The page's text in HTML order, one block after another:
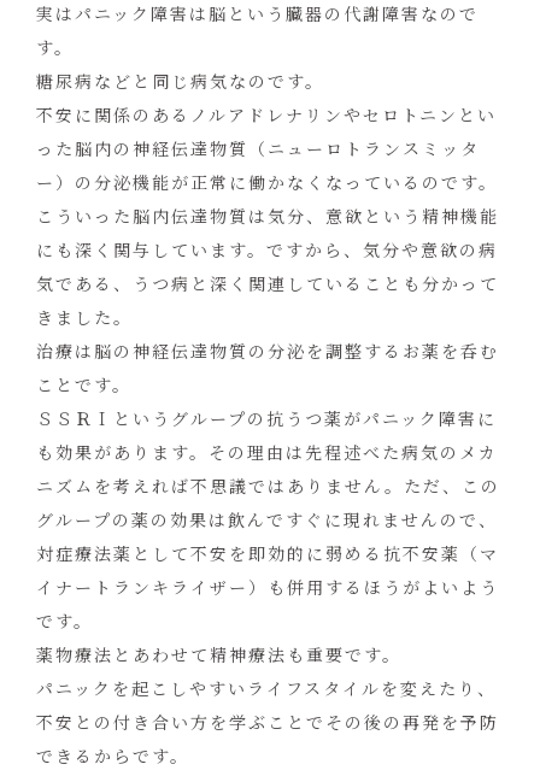
実はパニック障害は脳という臓器の代謝障害なので
す。
糖尿病などと同じ病気なのです。
不安に関係のあるノルアドレナリンやセロトニンとい
った脳内の神経伝達物質（ニューロトランスミッタ
ー）の分泌機能が正常に働かなくなっているのです。
こういった脳内伝達物質は気分、意欲という精神機能
にも深く関与しています。ですから、気分や意欲の病
気である、うつ病と深く関連していることも分かって
きました。
治療は脳の神経伝達物質の分泌を調整するお薬を呑む
ことです。
ＳＳＲＩというグループの抗うつ薬がパニック障害に
も効果があります。その理由は先程述べた病気のメカ
ニズムを考えれば不思議ではありません。ただ、この
グループの薬の効果は飲んですぐに現れませんので、
対症療法薬として不安を即効的に弱める抗不安薬（マ
イナートランキライザー）も併用するほうがよいよう
です。
薬物療法とあわせて精神療法も重要です。
パニックを起こしやすいライフスタイルを変えたり、
不安との付き合い方を学ぶことでその後の再発を予防
できるからです。